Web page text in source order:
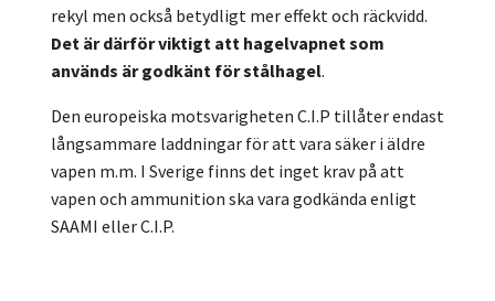
rekyl men också betydligt mer effekt och räckvidd.
Det är därför viktigt att hagelvapnet som
används är godkänt för stålhagel.
Den europeiska motsvarigheten C.I.P tillåter endast
långsammare laddningar för att vara säker i äldre
vapen m.m. I Sverige finns det inget krav på att
vapen och ammunition ska vara godkända enligt
SAAMI eller C.I.P.